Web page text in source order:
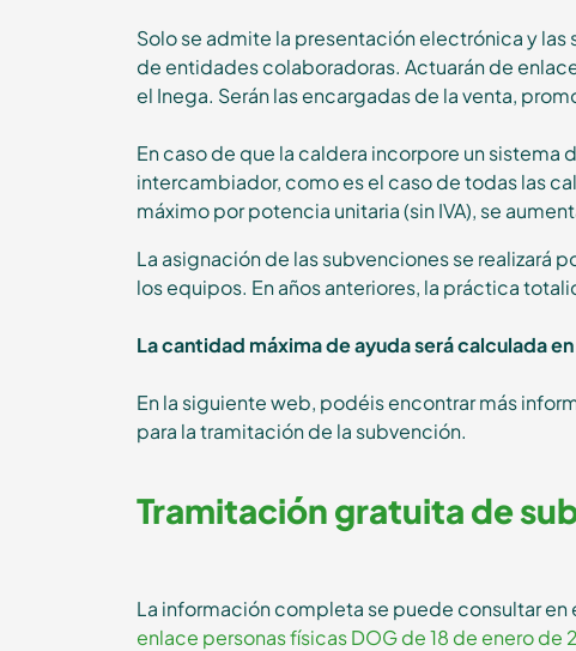
Solo se admite la presentación electrónica y las
de entidades colaboradoras. Actuarán de
el Inega. Serán las encargadas de la venta,
En caso de que la caldera incorpore un sistema
intercambiador, como es el caso de todas las
máximo por potencia unitaria (sin IVA), se
La asignación de las subvenciones se realizará
los equipos. En años anteriores, la práctica
La cantidad máxima de ayuda será calculada
En la siguiente web, podéis encontrar más
para la tramitación de la subvención.
Tramitación gratuita de
La información completa se puede consultar en
enlace personas físicas DOG de 18 de enero de